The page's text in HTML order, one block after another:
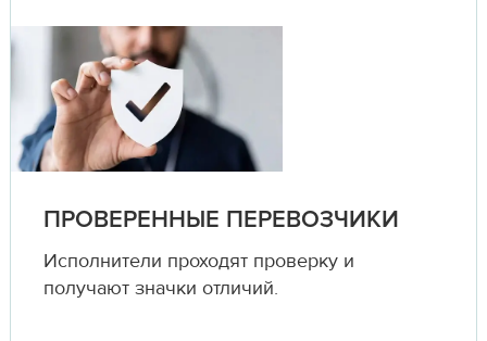
ПРОВЕРЕННЫЕ ПЕРЕВОЗЧИКИ
Исполнители проходят проверку и
получают значки отличий.